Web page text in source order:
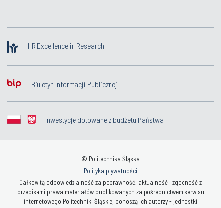
HR Excellence in Research
Biuletyn Informacji Publicznej
Inwestycje dotowane z budżetu Państwa
© Politechnika Śląska
Polityka prywatności
Całkowitą odpowiedzialność za poprawność, aktualność i zgodność z
przepisami prawa materiałów publikowanych za pośrednictwem serwisu
internetowego Politechniki Śląskiej ponoszą ich autorzy - jednostki